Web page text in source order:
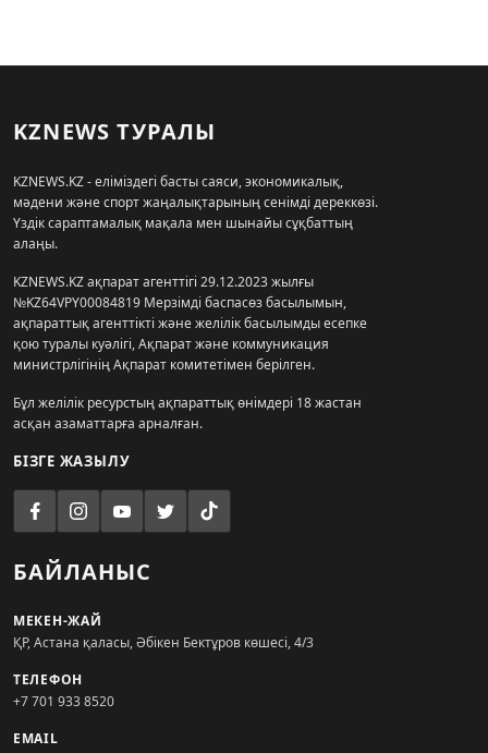
KZNEWS ТУРАЛЫ
KZNEWS.KZ - еліміздегі басты саяси, экономикалық,
мәдени және спорт жаңалықтарының сенімді дереккөзі.
Үздік сараптамалық мақала мен шынайы сұқбаттың
алаңы.
KZNEWS.KZ ақпарат агенттігі 29.12.2023 жылғы
№KZ64VPY00084819 Мерзімді баспасөз басылымын,
ақпараттық агенттікті және желілік басылымды есепке
қою туралы куәлігі, Ақпарат және коммуникация
министрлігінің Ақпарат комитетімен берілген.
Бұл желілік ресурстың ақпараттық өнімдері 18 жастан
асқан азаматтарға арналған.
БІЗГЕ ЖАЗЫЛУ
БАЙЛАНЫС
МЕКЕН-ЖАЙ
ҚР, Астана қаласы, Әбікен Бектұров көшесі, 4/3
ТЕЛЕФОН
+7 701 933 8520
EMAIL